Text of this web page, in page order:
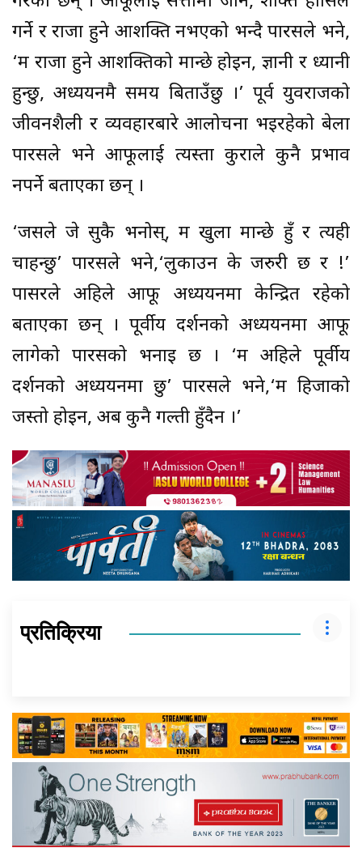
गर्ने र राजा हुने आशक्ति नभएको भन्दै पारसले भने,
‘म राजा हुने आशक्तिको मान्छे होइन, ज्ञानी र ध्यानी
हुन्छु, अध्ययनमै समय बिताउँछु ।’ पूर्व युवराजको
जीवनशैली र व्यवहारबारे आलोचना भइरहेको बेला
पारसले भने आफूलाई त्यस्ता कुराले कुनै प्रभाव
नपर्ने बताएका छन् ।
‘जसले जे सुकै भनोस्, म खुला मान्छे हुँ र त्यही
चाहन्छु’ पारसले भने,‘लुकाउन के जरुरी छ र !’
पासरले अहिले आफू अध्ययनमा केन्द्रित रहेको
बताएका छन् । पूर्वीय दर्शनको अध्ययनमा आफू
लागेको पारसको भनाइ छ । ‘म अहिले पूर्वीय
दर्शनको अध्ययनमा छु’ पारसले भने,‘म हिजाको
जस्तो होइन, अब कुनै गल्ती हुँदैन ।’
प्रतिक्रिया